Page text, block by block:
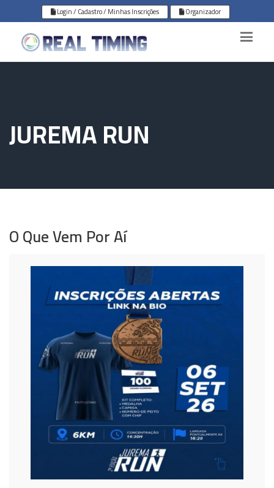
Login / Cadastro / Minhas Inscrições Organizador
JUREMA RUN
O Que Vem Por Aí